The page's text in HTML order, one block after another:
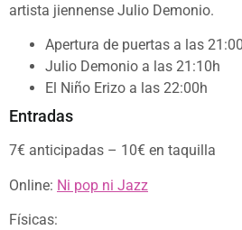
artista jiennense Julio Demonio.
Apertura de puertas a las
Julio Demonio a las 21:10h
El Niño Erizo a las 22:00h
Entradas
7€ anticipadas – 10€ en taquilla
Online: Ni pop ni Jazz
Físicas: